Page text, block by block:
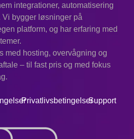
integrationer, automatisering
Vi bygger løsninger på
platform, og har erfaring med
med hosting, overvågning og
– til fast pris og med fokus
PrivatlivsbetingelserSupport